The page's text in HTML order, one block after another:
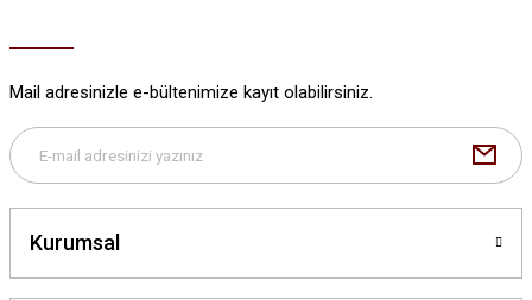
Bu ürüne benzer farklı alternatifler olmalı.
Mail adresinizle e-bültenimize kayıt olabilirsiniz.
Kurumsal